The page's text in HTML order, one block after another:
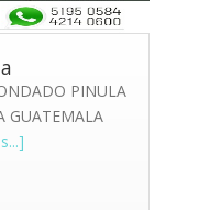
PINULA
GUATEMALA